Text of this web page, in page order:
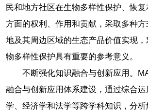
民和地方社区在生物多样性保护、恢
方面的权利、作用和贡献，采取多种
地及其周边区域的生态产品价值实现，
物多样性保护具有重要的参考意义。
不断强化知识融合与创新应用。
融合与创新应用体系建设，通过综合
学、经济学和法学等跨学科知识，分